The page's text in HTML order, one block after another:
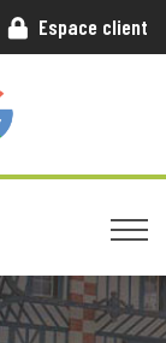
Espace client